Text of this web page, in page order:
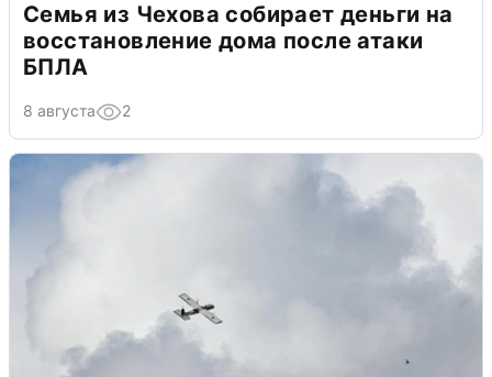
Семья из Чехова собирает деньги на
восстановление дома после атаки
БПЛА
8 августа 2